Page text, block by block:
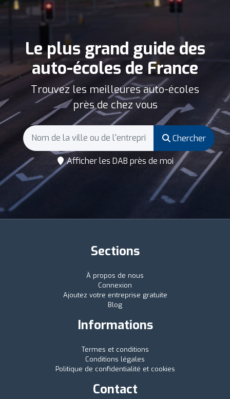
Le plus grand guide des
auto-écoles de France
Trouvez les meilleures auto-écoles
près de chez vous
Chercher
Afficher les DAB près de moi
Sections
À propos de nous
Connexion
Ajoutez votre entreprise gratuite
Blog
Informations
Termes et conditions
Conditions légales
Politique de confidentialité et cookies
Contact